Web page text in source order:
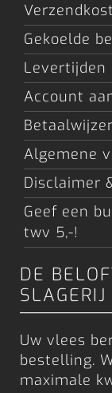
Gekoelde
Levertijden
Account
Algemene
Disclaimer
Geef een
twv 5,-!
DE
SLAGERIJ
Uw vlees
bestelling.
maximale